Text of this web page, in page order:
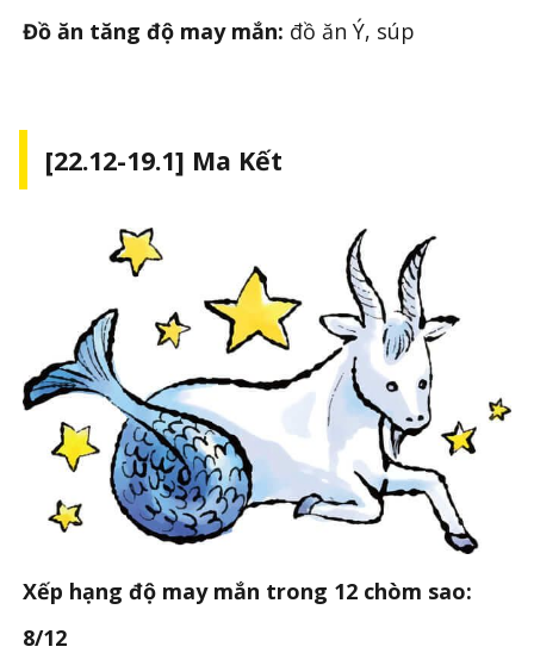
Đồ ăn tăng độ may mắn: đồ ăn Ý, súp
[22.12-19.1] Ma Kết
Xếp hạng độ may mắn trong 12 chòm sao:
8/12